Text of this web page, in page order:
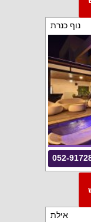
נוף כנרת
052-
אילת